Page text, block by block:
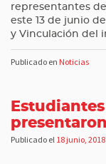
representantes
este 13 de junio
y Vinculación del
Publicado en Noticias
Publicado el 18 junio, 2018